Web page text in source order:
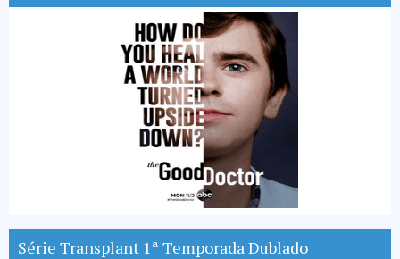
Série Transplant 1ª Temporada Dublado